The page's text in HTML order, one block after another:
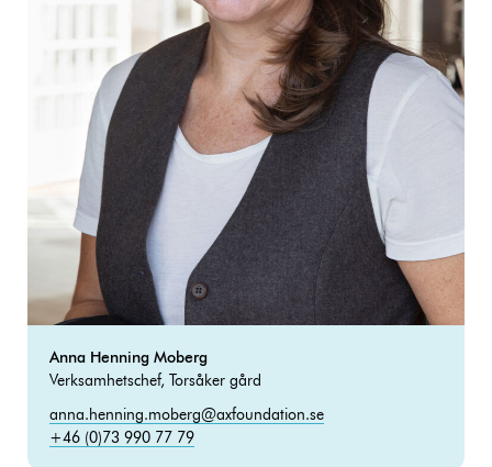
Anna Henning Moberg
Verksamhetschef, Torsåker gård
anna.henning.moberg@axfoundation.se
+46 (0)73 990 77 79